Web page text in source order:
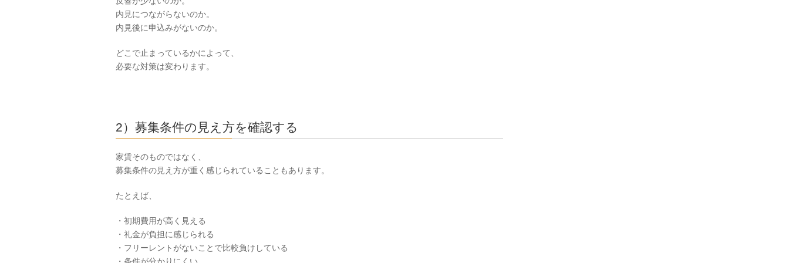
内見につながらないのか。
内見後に申込みがないのか。
どこで止まっているかによって、
必要な対策は変わります。
2）募集条件の見え方を確認する
家賃そのものではなく、
募集条件の見え方が重く感じられていることもあります。
たとえば、
・初期費用が高く見える
・礼金が負担に感じられる
・フリーレントがないことで比較負けしている